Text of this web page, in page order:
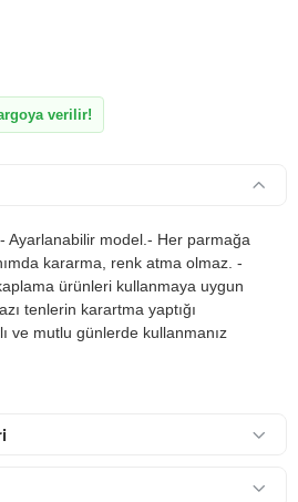
verilir!
Ayarlanabilir model.- Her parmağa
kararma, renk atma olmaz. -
ürünleri kullanmaya uygun
tenlerin karartma yaptığı
ve mutlu günlerde kullanmanız